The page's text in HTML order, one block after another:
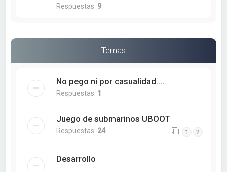
Respuestas: 9
Temas
No pego ni por casualidad....
Respuestas: 1
Juego de submarinos UBOOT
Respuestas: 24 1 2
Desarrollo